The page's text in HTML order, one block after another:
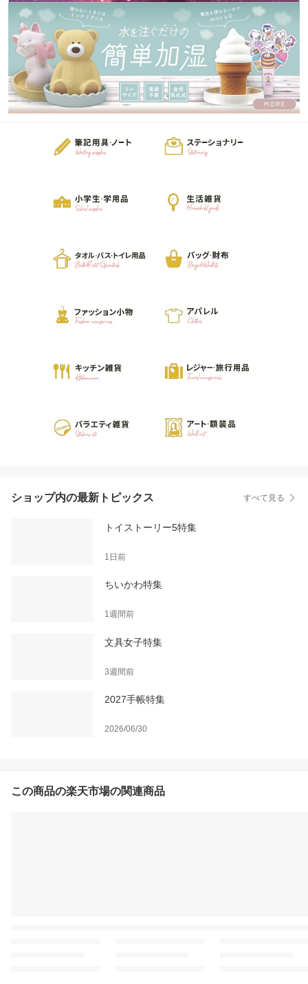
ショップ内の最新トピックス すべて見る
トイストーリー5特集
1日前
ちいかわ特集
1週間前
文具女子特集
3週間前
2027手帳特集
2026/06/30
この商品の楽天市場の関連商品